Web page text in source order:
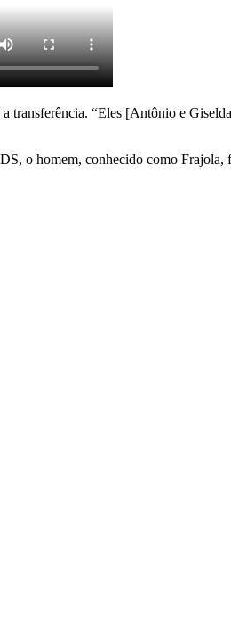
transferência. “Eles [Antônio e
o homem, conhecido como